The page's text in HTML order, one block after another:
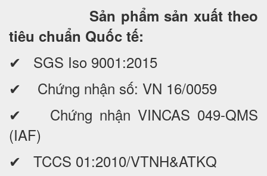
Sản phẩm sản xuất theo
tiêu chuẩn Quốc tế:
✔ SGS Iso 9001:2015
✔ Chứng nhận số: VN 16/0059
✔ Chứng nhận VINCAS 049-QMS
(IAF)
✔ TCCS 01:2010/VTNH&ATKQ